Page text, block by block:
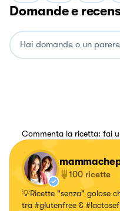
Domande e
Commenta la ricetta: fai
100 ricette
💡Ricette "senza" golose
tra #glutenfree &